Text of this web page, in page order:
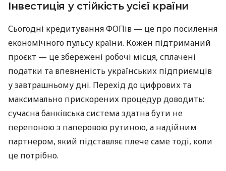
Інвестиція у стійкість усієї країни
Сьогодні кредитування ФОПів — це про посилення
економічного пульсу країни. Кожен підтриманий
проєкт — це збережені робочі місця, сплачені
податки та впевненість українських підприємців
у завтрашньому дні. Перехід до цифрових та
максимально прискорених процедур доводить:
сучасна банківська система здатна бути не
перепоною з паперовою рутиною, а надійним
партнером, який підставляє плече саме тоді, коли
це потрібно.